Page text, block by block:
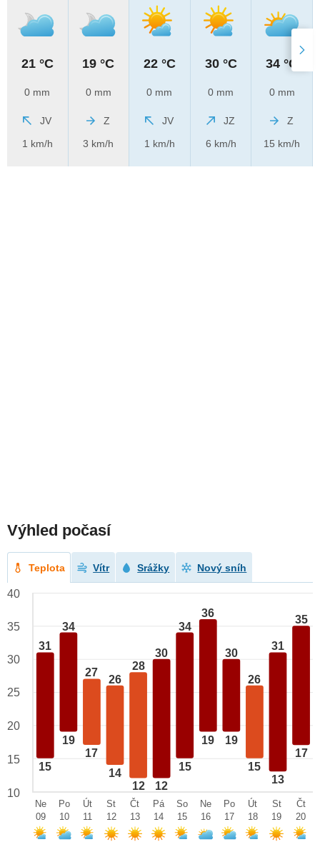
21 °C
0 mm
JV
1 km/h
19 °C
0 mm
Z
3 km/h
22 °C
0 mm
JV
1 km/h
30 °C
0 mm
JZ
6 km/h
34 °C
0 mm
Z
15 km/h
Výhled počasí
Teplota Vítr Srážky Nový sníh
31
15
34
19
27
17
26
14
28
12
30
12
34
15
36
19
30
19
26
15
31
13
35
17
40
35
30
25
20
15
10
Ne
09
Po
10
Út
11
St
12
Čt
13
Pá
14
So
15
Ne
16
Po
17
Út
18
St
19
Čt
20